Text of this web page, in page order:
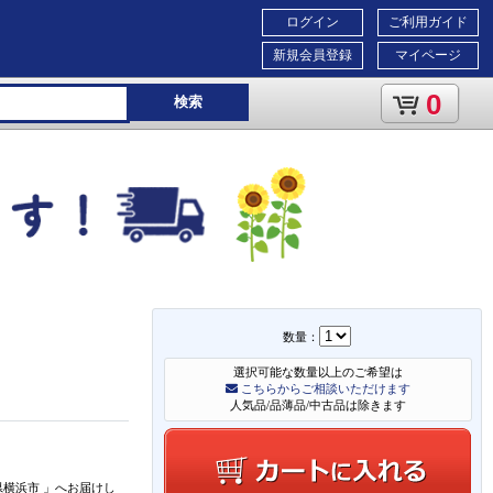
ご利用ガイド
マイページ
ログイン
新規会員登録
検索 0
数量：
選択可能な数量以上のご希望は
こちらからご相談いただけます
人気品/品薄品/中古品は除きます
横浜市 」 へお届けし